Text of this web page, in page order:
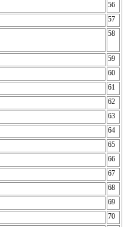
56
57
58
59
60
61
62
63
64
65
66
67
68
69
70